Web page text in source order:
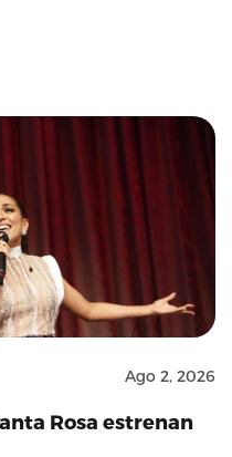
Ago 2, 2026
Rosa estrenan